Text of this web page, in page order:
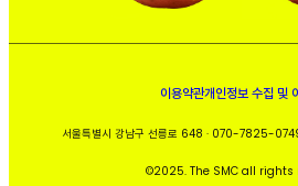
이용약관개인정보 수집 및
서울특별시 강남구 선릉로 648 · 070-7825-
©2025. The SMC all rights